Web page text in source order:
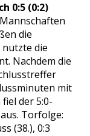
0:5 (0:2)
die
die
Nachdem die
mit
der 5:0-
Torfolge:
(38.), 0:3